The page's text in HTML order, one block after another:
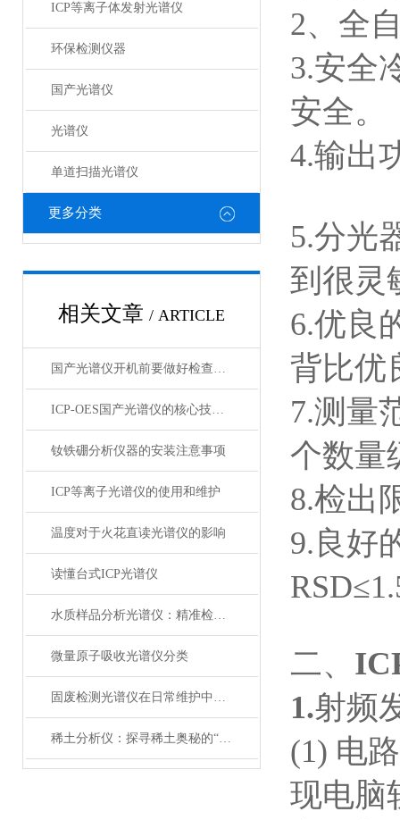
ICP等离子体发射光谱仪
环保检测仪器
国产光谱仪
光谱仪
单道扫描光谱仪
更多分类
相关文章 / ARTICLE
国产光谱仪开机前要做好检查工作
ICP-OES国产光谱仪的核心技术与市场竞争力研究
钕铁硼分析仪器的安装注意事项
ICP等离子光谱仪的使用和维护
温度对于火花直读光谱仪的影响
读懂台式ICP光谱仪
水质样品分析光谱仪：精准检测与监控水质的关键工具
微量原子吸收光谱仪分类
固废检测光谱仪在日常维护中需要注意以下标准
稀土分析仪：探寻稀土奥秘的“得力助手”
2、全
3.安全
4.输出
5.分光
到很灵
6.优良
背比优
7.测量
个数量
8.检出
9.良好
二、
1.射频
(1) 电
现电脑